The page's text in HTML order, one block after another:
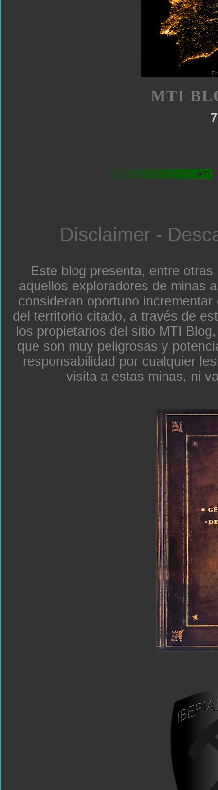
MTI
Disclaimer -
Este blog presenta, entre
aquellos exploradores de minas
consideran oportuno
del territorio citado, a través de
los propietarios del sitio MTI
que son muy peligrosas y
responsabilidad por cualquier
visita a estas minas, ni